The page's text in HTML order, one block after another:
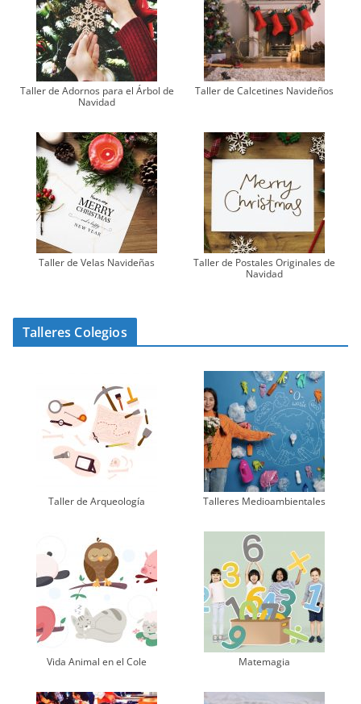
Taller de Adornos para el Árbol de
Navidad
Taller de Calcetines Navideños
Taller de Velas Navideñas
Taller de Postales Originales de
Navidad
Talleres Colegios
Taller de Arqueología Talleres Medioambientales
Vida Animal en el Cole Matemagia